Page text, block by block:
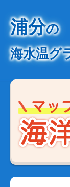
浦分の
海水温グ